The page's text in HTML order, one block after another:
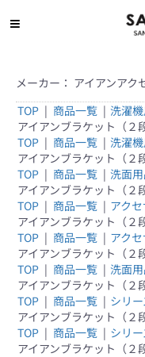
メーカー： アイアンアク
TOP | 商品一覧 | 洗濯
アイアンブラケット（
TOP | 商品一覧 | 洗濯
アイアンブラケット（
TOP | 商品一覧 | 洗面
アイアンブラケット（
TOP | 商品一覧 | アク
アイアンブラケット（
TOP | 商品一覧 | アク
アイアンブラケット（
TOP | 商品一覧 | 洗面
アイアンブラケット（
TOP | 商品一覧 | シリ
アイアンブラケット（
TOP | 商品一覧 | シリ
アイアンブラケット（